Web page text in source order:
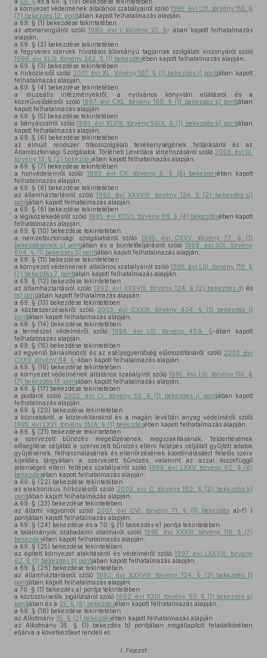
a környezet védelmének általános szabályairól szóló1995. évi LIII. törvény 110. §
(7) bekezdés 12. pontjában kapott felhatalmazás alapján,
a 69. § (1) bekezdése tekintetében
az atomenergiáról szóló 1980. évi I. törvény 27. §- ában kapott felhatalmazás
alapján,
a 69. § (2) bekezdése tekintetében
a fegyveres szervek hivatásos állományú tagjainak szolgálati viszonyáról szóló
1996. évi XLIII. törvény 342. § (1) bekezdésében kapott felhatalmazás alapján,
a 69. § (3) bekezdése tekintetében
a hírközlésről szóló 2001. évi XL. törvény 107. § (1) bekezdés l) pontjában kapott
felhatalmazás alapján,
a 69. § (4) bekezdése tekintetében
a muzeális intézményekről, a nyilvános könyvtári ellátásról és a
közművelődésről szóló1997. évi CXL. törvény 100. § (1) bekezdés k) pontjában
kapott felhatalmazás alapján,
a 69. § (5) bekezdése tekintetében
a bányászatról szóló1993. évi XLVIII. törvény 50/A. § (1) bekezdés k) pontjában
kapott felhatalmazás alapján,
a 69. § (6) bekezdése tekintetében
az elmúlt rendszer titkosszolgálati tevékenységének feltárásáról és az
Állambiztonsági Szolgálatok Történeti Levéltára létrehozásáról szóló 2003. évi III.
törvény 13. § (2) bekezdésében kapott felhatalmazás alapján,
a 69. § (7) bekezdése tekintetében
a honvédelemről szóló 1993. évi CX. törvény 8. § (5) bekezdésében kapott
felhatalmazás alapján,
a 69. § (8) bekezdése tekintetében
az államháztartásról szóló 1992. évi XXXVIII. törvény 124. § (2) bekezdés u)
pontjában kapott felhatalmazás alapján,
a 69. § (9) bekezdése tekintetében
a légiközlekedésről szóló 1995. évi XCVII. törvény 68. § (4) bekezdésében kapott
felhatalmazás alapján,
a 69. § (10) bekezdése tekintetében
a nemzetbiztonsági szolgálatokról szóló 1995. évi CXXV. törvény 77. § (1)
bekezdésének c) pontjában és a büntetőeljárásról szóló 1998. évi XIX. törvény
604. § (1) bekezdés b) pontjában kapott felhatalmazás alapján,
a 69. § (11) bekezdése tekintetében
a környezet védelmének általános szabályairól szóló1995. évi LIII. törvény 110. §
(7) bekezdés 7. pontjában kapott felhatalmazás alapján,
a 69. § (12) bekezdése tekintetében
az államháztartásról szóló 1992. évi XXXVIII. törvény 124. § (2) bekezdés d) és
m) pontjában kapott felhatalmazás alapján,
a 69. § (13) bekezdése tekintetében
a közbeszerzésekről szóló 2003. évi CXXIX. törvény 404. § (1) bekezdés i)
pontjában kapott felhatalmazás alapján,
a 69. § (14) bekezdése tekintetében
a természet védelméről szóló 1996. évi LIII. törvény 41/A. §-ában kapott
felhatalmazás alapján,
a 69. § (15) bekezdése tekintetében
az egyenlő bánásmódról és az esélyegyenlőség előmozdításáról szóló 2003. évi
CXXV. törvény 64. §-ában kapott felhatalmazás alapján,
a 69. § (16) bekezdése tekintetében
a környezet védelmének általános szabályiról szóló1995. évi LIII. törvény 110. §
(7) bekezdés 17. pontjában kapott felhatalmazás alapján,
a 69. § (17) bekezdése tekintetében
a postáról szóló 2003. évi CI. törvény 53. § (1) bekezdés i) pontjában kapott
felhatalmazás alapján,
a 69. § (20) bekezdése tekintetében
a köziratokról, a közlevéltárakról és a magán levéltári anyag védelméről szóló
1995. évi LXVI. törvény 35/A. § (1) bekezdésében kapott felhatalmazás alapján,
a 69. § (21) bekezdése tekintetében
a szervezett bűnözés megelőzésének, megszakításának, felderítésének
elősegítése céljából a szervezett bűnözés elleni fellépés céljából gyűjtött adatok
gyűjtésének, felhasználásának és ellenőrzésének koordinálásáért felelős szerv
kijelölés tárgyában a szervezett bűnözés, valamint az azzal összefüggő
jelenségek elleni fellépés szabályairól szóló 1999. évi LXXV. törvény 62. § (6)
bekezdésében kapott felhatalmazás alapján,
a 69. § (22) bekezdése tekintetében
az elektronikus hírközlésről szóló 2003. évi C. törvény 182. § (2) bekezdés k)
pontjában kapott felhatalmazás alapján,
a 69. § (23) bekezdése tekintetében
az állami vagyonról szóló 2007. évi CVI. törvény 71. § (1) bekezdés a)–f) )
pontjában kapott felhatalmazás alapján,
a 69. § (24) bekezdése és a 70. § (1) bekezdés e) pontja tekintetében
a találmányok szabadalmi oltalmáról szóló1995. évi XXXIII. törvény 118. § (7)
bekezdésében kapott felhatalmazás alapján,
a 69. § (25) bekezdése tekintetében
az épített környezet alakításáról és védelméről szóló 1997. évi LXXVIII. törvény
62. § (1) bekezdés b) pontjában kapott felhatalmazás alapján,
a 69. § (26) bekezdése tekintetében
az államháztartásról szóló 1992. évi XXXVIII. törvény 124. § (2) bekezdés f)
pontjában kapott felhatalmazás alapján,
a 70. § (1) bekezdés a) pontja tekintetében
a köztisztviselők jogállásáról szóló 1992. évi XXIII. törvény 80. § (1) bekezdés a)
pontjában és a 25. § (6) bekezdésében kapott felhatalmazás alapján,
a 69. § (18) bekezdése tekintetében
az Alkotmány 35. § (2) bekezdésében kapott felhatalmazás alapján
az Alkotmány 35. § (1) bekezdés b) pontjában megállapított feladatkörében
eljárva a következőket rendeli el:
I. Fejezet